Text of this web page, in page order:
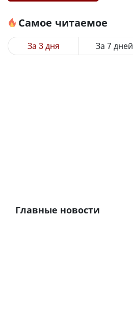
Самое читаемое
За 3 дня За 7 дней
Главные новости